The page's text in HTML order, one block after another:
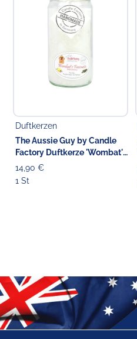
Duftkerzen
The Aussie Guy by Candle
Factory Duftkerze 'Wombat's
Favourite' 13.5 cm
14,90 €
1 St